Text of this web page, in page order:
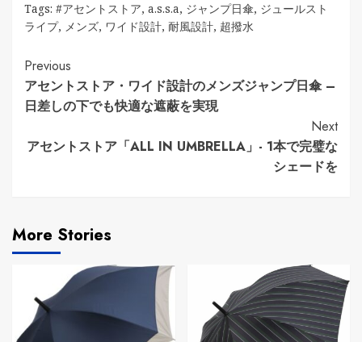
Tags: #アセントストア, a.s.s.a, ジャンプ日傘, ジュールスト
ライプ, メンズ, ワイド設計, 耐風設計, 超撥水
Continue
Reading
Previous
アセントストア・ワイド設計のメンズジャンプ日傘 –
日差しの下でも快適な遮蔽を実現
Next
アセントストア「ALL IN UMBRELLA」- 1本で完璧な
シェードを
More Stories